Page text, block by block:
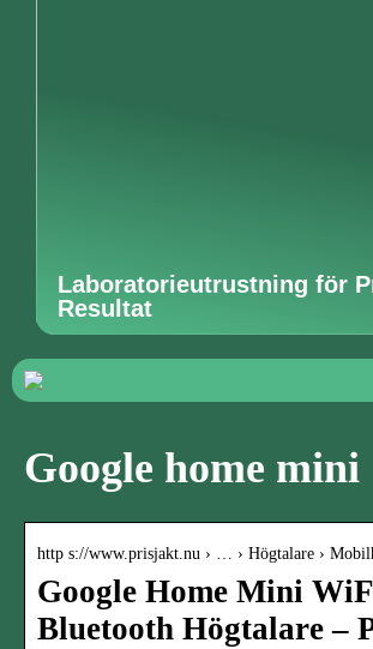
Laboratorieutrustning för
Resultat
Google home mini
http s://www.prisjakt.nu › … › Högtalare ›
Google Home Mini
Bluetooth Högtalare –